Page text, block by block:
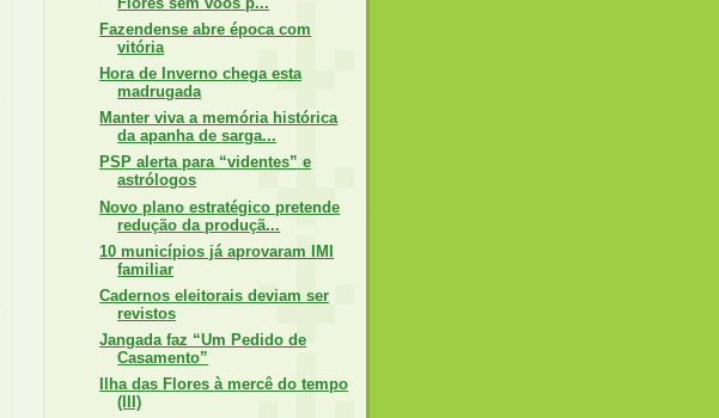
Fazendense abre época com
vitória
Hora de Inverno chega esta
madrugada
Manter viva a memória histórica
da apanha de sarga...
PSP alerta para “videntes” e
astrólogos
Novo plano estratégico pretende
redução da produçã...
10 municípios já aprovaram IMI
familiar
Cadernos eleitorais deviam ser
revistos
Jangada faz “Um Pedido de
Casamento”
Ilha das Flores à mercê do tempo
(III)